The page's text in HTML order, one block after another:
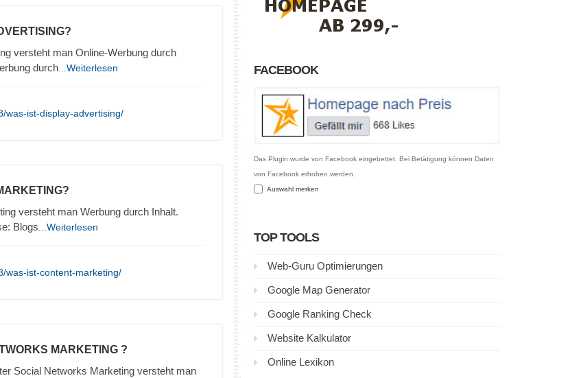
versteht man Online-Werbung durch
durch ...Weiterlesen
was-ist-display-advertising/
versteht man Werbung durch Inhalt.
Blogs ...Weiterlesen
was-ist-content-marketing/
MARKETING ?
Social Networks Marketing versteht man
FACEBOOK
Das Plugin wurde von Facebook eingebettet. Bei Betätigung können Daten
von Facebook erhoben werden.
Auswahl merken
TOP TOOLS
Web-Guru Optimierungen
Google Map Generator
Google Ranking Check
Website Kalkulator
Online Lexikon